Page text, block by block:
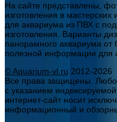
На сайте представлены,
изготовления в
для аквариума из ПВХ с
изготовления. Варианты
панорамного аквариума от
полезной информации для
© Aquarium-vl.ru 2012-2026
Все права защищены.
с указанием
интернет-сайт носит
информационный и